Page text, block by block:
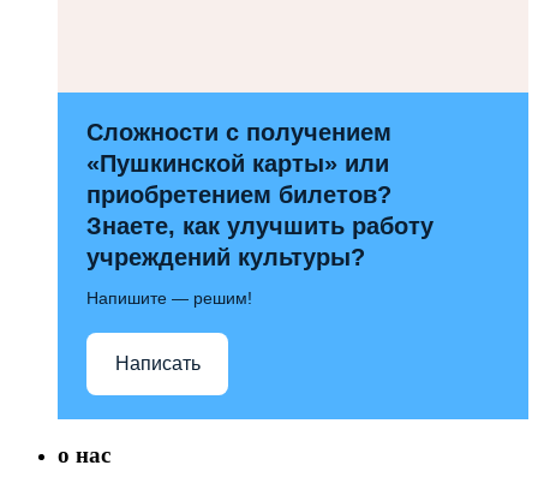
Сложности с получением
«Пушкинской карты» или
приобретением билетов?
Знаете, как улучшить работу
учреждений культуры?
Напишите — решим!
Написать
о нас